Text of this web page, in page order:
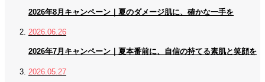
2026年8月キャンペーン｜夏のダメージ肌に、確かな一手を
2026.06.26
2026年7月キャンペーン｜夏本番前に、自信の持てる素肌と笑顔を
2026.05.27